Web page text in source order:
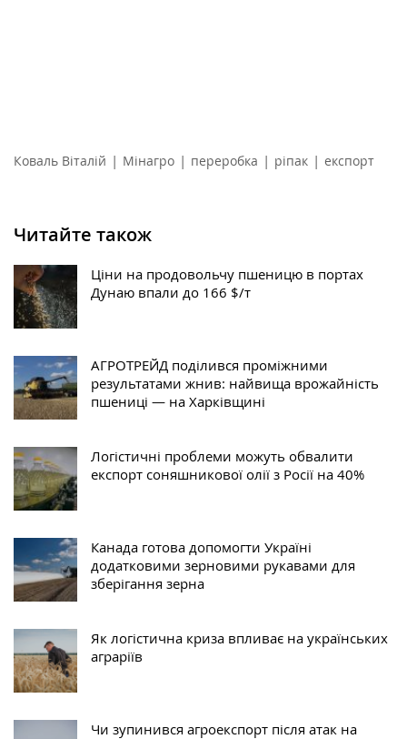
Коваль Віталій | Мінагро | переробка | ріпак | експорт
Читайте також
Ціни на продовольчу пшеницю в портах
Дунаю впали до 166 $/т
АГРОТРЕЙД поділився проміжними
результатами жнив: найвища врожайність
пшениці — на Харківщині
Логістичні проблеми можуть обвалити
експорт соняшникової олії з Росії на 40%
Канада готова допомогти Україні
додатковими зерновими рукавами для
зберігання зерна
Як логістична криза впливає на українських
аграріїв
Чи зупинився агроекспорт після атак на